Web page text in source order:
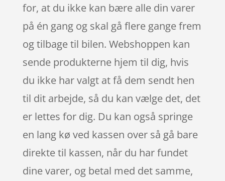
for, at du ikke kan bære alle din varer
på én gang og skal gå flere gange frem
og tilbage til bilen. Webshoppen kan
sende produkterne hjem til dig, hvis
du ikke har valgt at få dem sendt hen
til dit arbejde, så du kan vælge det, det
er lettes for dig. Du kan også springe
en lang kø ved kassen over så gå bare
direkte til kassen, når du har fundet
dine varer, og betal med det samme,